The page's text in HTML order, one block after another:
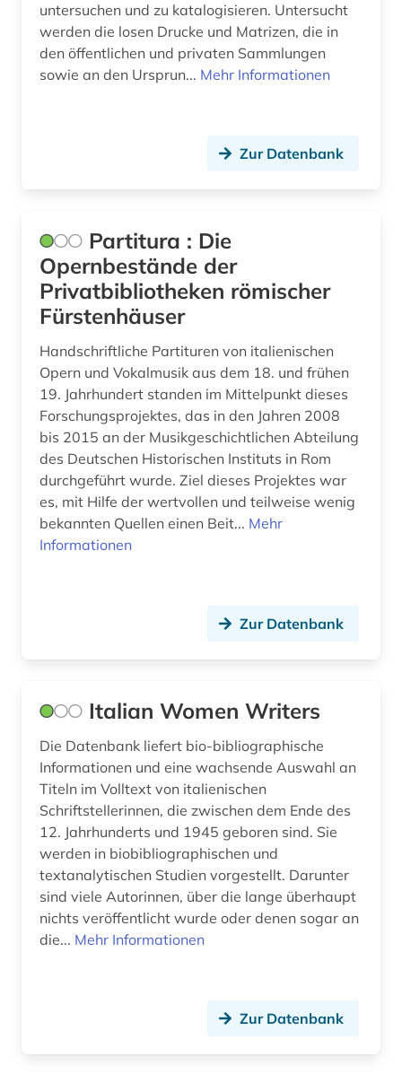
untersuchen und zu katalogisieren. Untersucht
werden die losen Drucke und Matrizen, die in
den öffentlichen und privaten Sammlungen
sowie an den Ursprun... Mehr Informationen
Zur Datenbank
Partitura : Die
Opernbestände der
Privatbibliotheken römischer
Fürstenhäuser
Handschriftliche Partituren von italienischen
Opern und Vokalmusik aus dem 18. und frühen
19. Jahrhundert standen im Mittelpunkt dieses
Forschungsprojektes, das in den Jahren 2008
bis 2015 an der Musikgeschichtlichen Abteilung
des Deutschen Historischen Instituts in Rom
durchgeführt wurde. Ziel dieses Projektes war
es, mit Hilfe der wertvollen und teilweise wenig
bekannten Quellen einen Beit... Mehr
Informationen
Zur Datenbank
Italian Women Writers
Die Datenbank liefert bio-bibliographische
Informationen und eine wachsende Auswahl an
Titeln im Volltext von italienischen
Schriftstellerinnen, die zwischen dem Ende des
12. Jahrhunderts und 1945 geboren sind. Sie
werden in biobibliographischen und
textanalytischen Studien vorgestellt. Darunter
sind viele Autorinnen, über die lange überhaupt
nichts veröffentlicht wurde oder denen sogar an
die... Mehr Informationen
Zur Datenbank